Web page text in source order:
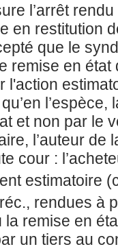
l’arrêt
en restitution
que le
remise en
l'action
et non par le
l’auteur de
cour :
estimatoire
rendues à
remise en
un tiers au